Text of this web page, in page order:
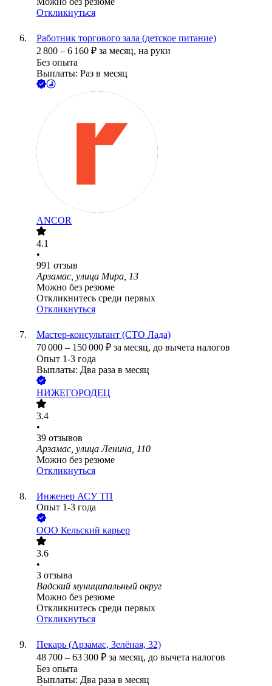
Откликнуться
Работник торгового зала (детское питание)
2 800 – 6 160 ₽ за месяц, на руки
Без опыта
Выплаты: Раз в месяц
ANCOR
4.1
•
991 отзыв
Арзамас, улица Мира, 13
Можно без резюме
Откликнитесь среди первых
Откликнуться
Мастер-консультант (СТО Лада)
70 000 – 150 000 ₽ за месяц, до вычета налогов
Опыт 1-3 года
Выплаты: Два раза в месяц
НИЖЕГОРОДЕЦ
3.4
•
39 отзывов
Арзамас, улица Ленина, 110
Можно без резюме
Откликнуться
Инженер АСУ ТП
Опыт 1-3 года
ООО Кельский карьер
3.6
•
3 отзыва
Вадский муниципальный округ
Можно без резюме
Откликнитесь среди первых
Откликнуться
Пекарь (Арзамас, Зелёная, 32)
48 700 – 63 300 ₽ за месяц, до вычета налогов
Без опыта
Выплаты: Два раза в месяц